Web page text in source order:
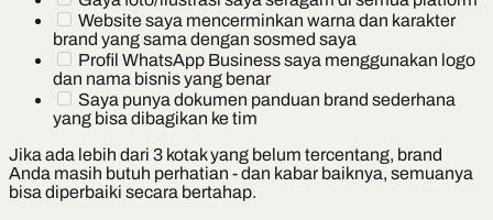
Website saya mencerminkan warna dan karakter
brand yang sama dengan sosmed saya
Profil WhatsApp Business saya menggunakan logo
dan nama bisnis yang benar
Saya punya dokumen panduan brand sederhana
yang bisa dibagikan ke tim
Jika ada lebih dari 3 kotak yang belum tercentang, brand
Anda masih butuh perhatian - dan kabar baiknya, semuanya
bisa diperbaiki secara bertahap.